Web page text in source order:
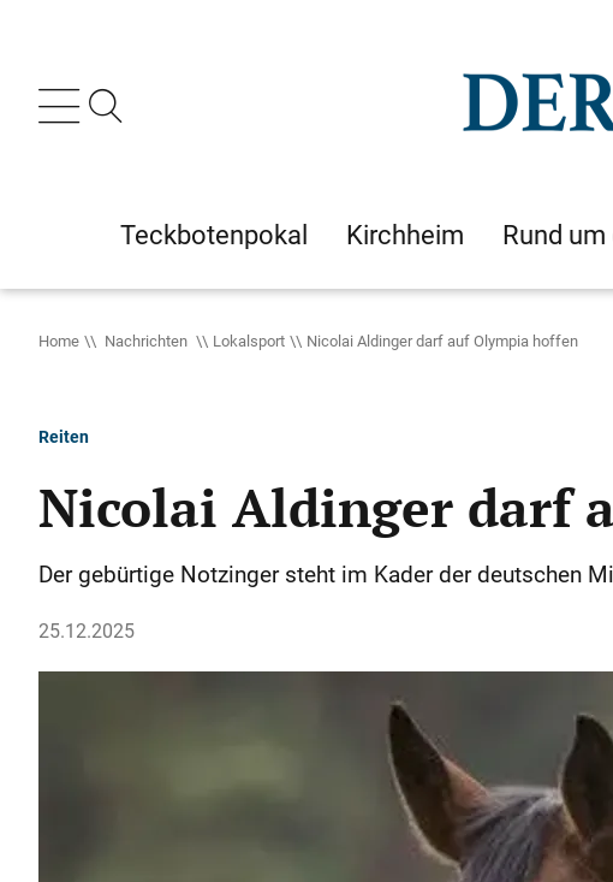
Teckbotenpokal Kirchheim Rund
Home Nachrichten Lokalsport Nicolai Aldinger darf auf Olympia hoffen
Reiten
Nicolai Aldinger darf
Der gebürtige Notzinger steht im Kader der deutschen
25.12.2025